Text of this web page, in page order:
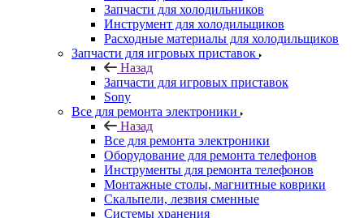
Запчасти для холодильников
Инструмент для холодильщиков
Расходные материалы для холодильщиков
Запчасти для игровых приставок
Назад
Запчасти для игровых приставок
Sony
Все для ремонта электроники
Назад
Все для ремонта электроники
Оборудование для ремонта телефонов
Инструменты для ремонта телефонов
Монтажные столы, магнитные коврики
Скальпели, лезвия сменные
Системы хранения